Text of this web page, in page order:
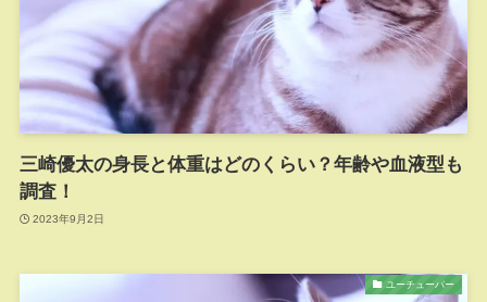
三崎優太の身長と体重はどのくらい？年齢や血液型も
調査！
2023年9月2日
ユーチューバー